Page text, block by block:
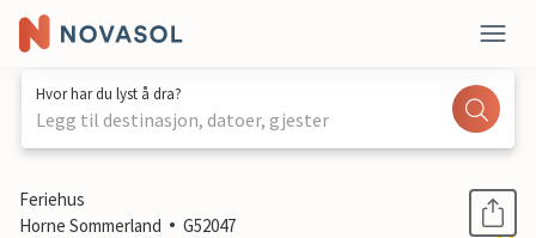
Hvor har du lyst å dra?
Legg til destinasjon, datoer, gjester
1 / 25
Feriehus
Horne Sommerland
G52047